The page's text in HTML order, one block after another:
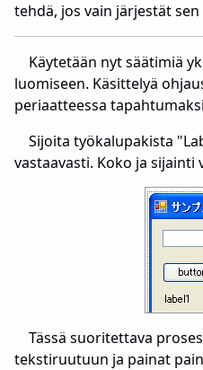
tehdä, jos vain järjestät
Käytetään nyt säätimiä
luomiseen. Käsittelyä
periaatteessa
Sijoita työkalupakista
vastaavasti. Koko ja sijainti
Tässä suoritettava
tekstiruutuun ja painat